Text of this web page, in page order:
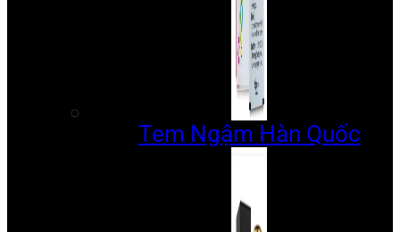
Tem Ngậm Hàn Quốc